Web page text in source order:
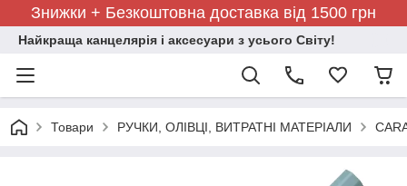
Знижки + Безкоштовна доставка від 1500 грн
Найкраща канцелярія і аксесуари з усього Світу!
Товари РУЧКИ, ОЛІВЦІ, ВИТРАТНІ МАТЕРІАЛИ